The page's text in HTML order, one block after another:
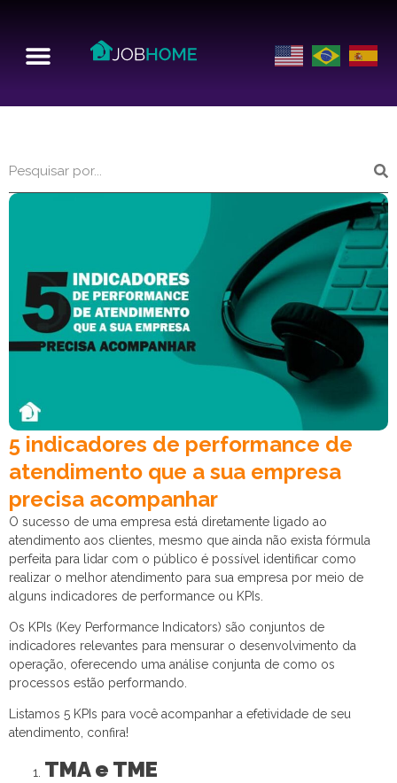
5 indicadores de performance de
atendimento que a sua empresa
precisa acompanhar
O sucesso de uma empresa está diretamente ligado ao
atendimento aos clientes, mesmo que ainda não exista fórmula
perfeita para lidar com o público é possível identificar como
realizar o melhor atendimento para sua empresa por meio de
alguns indicadores de performance ou KPIs.
Os KPIs (Key Performance Indicators) são conjuntos de
indicadores relevantes para mensurar o desenvolvimento da
operação, oferecendo uma análise conjunta de como os
processos estão performando.
Listamos 5 KPIs para você acompanhar a efetividade de seu
atendimento, confira!
TMA e TME